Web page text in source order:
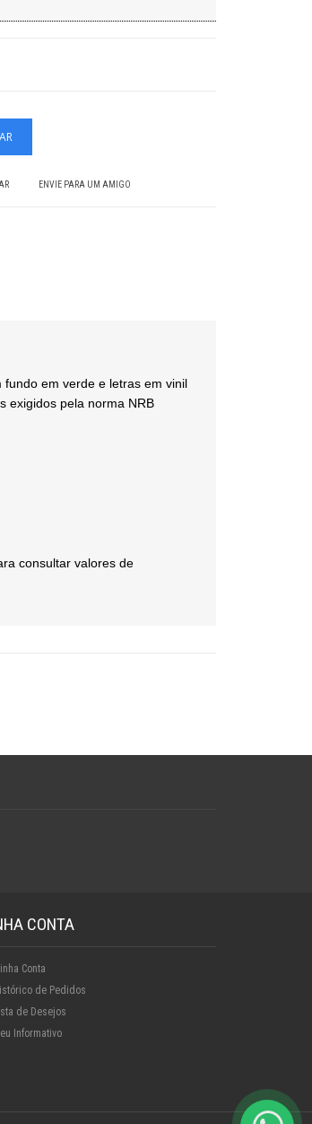
ENVIE PARA UM AMIGO
em verde e letras em vinil
exigidos pela norma NRB
consultar valores de
CONTA
Conta
de Pedidos
de Desejos
Informativo